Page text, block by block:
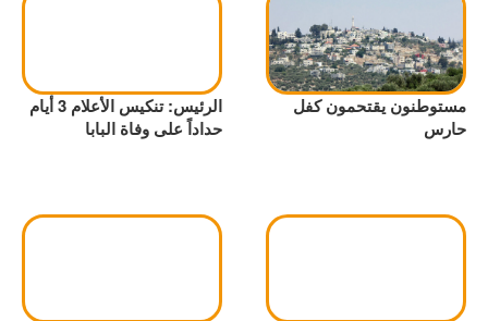
مستوطنون يقتحمون كفل
حارس
الرئيس: تنكيس الأعلام 3 أيام
حداداً على وفاة البابا